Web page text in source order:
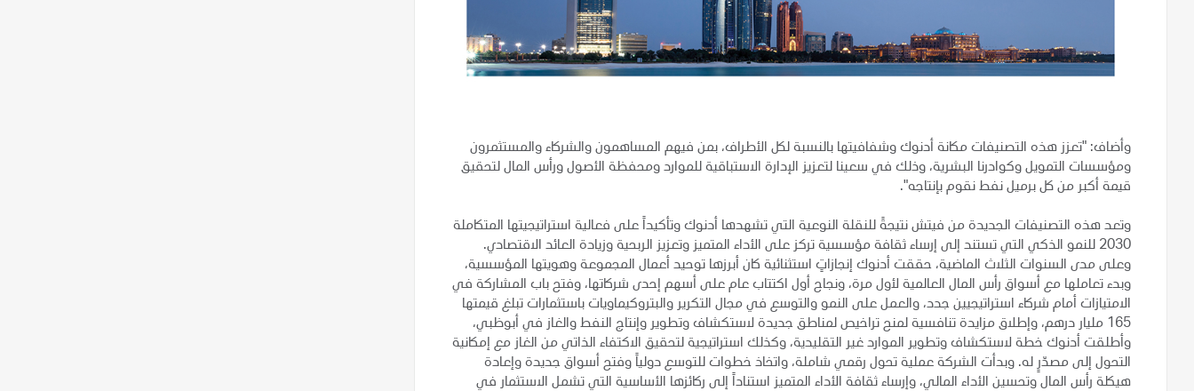
وأضاف: "تعزز هذه التصنيفات مكانة أدنوك وشفافيتها بالنسبة لكل الأطراف، بمن فيهم المساهمون والشركاء والمستثمرون
ومؤسسات التمويل وكوادرنا البشرية، وذلك في سعينا لتعزيز الإدارة الاستباقية للموارد ومحفظة الأصول ورأس المال لتحقيق
قيمة أكبر من كل برميل نفط نقوم بإنتاجه".
وتعد هذه التصنيفات الجديدة من فيتش نتيجةً للنقلة النوعية التي تشهدها أدنوك وتأكيداً على فعالية استراتيجيتها المتكاملة
2030 للنمو الذكي التي تستند إلى إرساء ثقافة مؤسسية تركز على الأداء المتميز وتعزيز الربحية وزيادة العائد الاقتصادي.
وعلى مدى السنوات الثلاث الماضية، حققت أدنوك إنجازاتٍ استثنائية كان أبرزها توحيد أعمال المجموعة وهويتها المؤسسية،
وبدء تعاملها مع أسواق رأس المال العالمية لأول مرة، ونجاح أول اكتتاب عام على أسهم إحدى شركاتها، وفتح باب المشاركة في
الامتيازات أمام شركاء استراتيجيين جدد، والعمل على النمو والتوسع في مجال التكرير والبتروكيماويات باستثمارات تبلغ قيمتها
165 مليار درهم، وإطلاق مزايدة تنافسية لمنح تراخيص لمناطق جديدة لاستكشاف وتطوير وإنتاج النفط والغاز في أبوظبي،
وأطلقت أدنوك خطة لاستكشاف وتطوير الموارد غير التقليدية، وكذلك استراتيجية لتحقيق الاكتفاء الذاتي من الغاز مع إمكانية
التحول إلى مصدّرٍ له. وبدأت الشركة عملية تحول رقمي شاملة، واتخاذ خطوات للتوسع دولياً وفتح أسواق جديدة وإعادة
هيكلة رأس المال وتحسين الأداء المالي، وإرساء ثقافة الأداء المتميز استناداً إلى ركائزها الأساسية التي تشمل الاستثمار في